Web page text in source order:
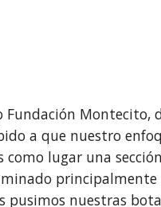
Montecito,
a que nuestro
como lugar una
principalmente
nuestras